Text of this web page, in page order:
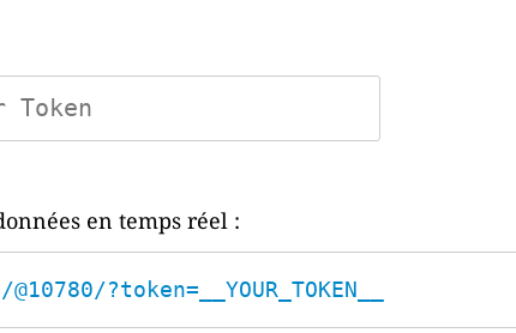
en temps réel :
?token=__YOUR_TOKEN__